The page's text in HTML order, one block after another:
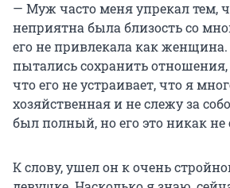
— Муж часто меня упрекал тем,
неприятна была близость со
его не привлекала как
пытались сохранить
что его не устраивает, что я
хозяйственная и не слежу за
был полный, но его это никак
К слову, ушел он к очень